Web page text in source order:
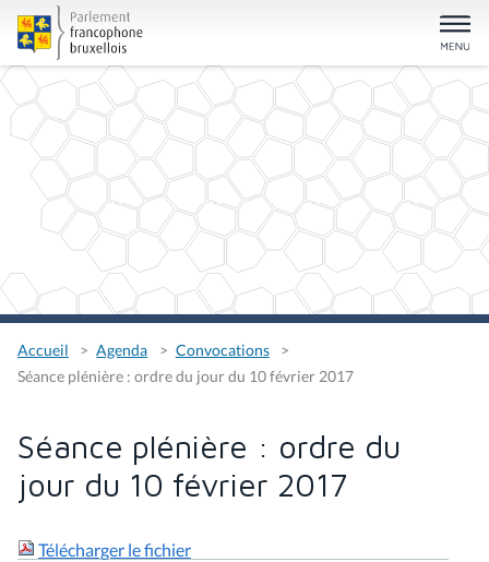
Accueil Agenda
Convocations
Séance plénière : ordre du jour du 10 février 2017
Séance plénière : ordre du
jour du 10 février 2017
Télécharger le fichier